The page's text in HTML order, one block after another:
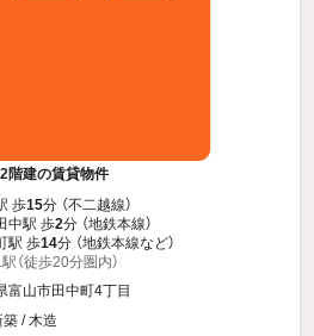
階建の賃貸物件
歩15分 （不二越線）
中駅 歩2分 （地鉄本線）
駅 歩14分 （地鉄本線など）
（徒歩20分圏内）
富山市田中町4丁目
/ 木造